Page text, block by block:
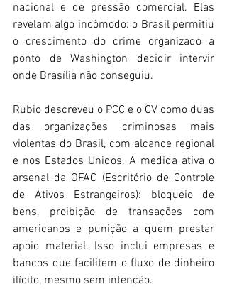
nacional e de pressão comercial. Elas
revelam algo incômodo: o Brasil permitiu
o crescimento do crime organizado a
ponto de Washington decidir intervir
onde Brasília não conseguiu.
Rubio descreveu o PCC e o CV como duas
das organizações criminosas mais
violentas do Brasil, com alcance regional
e nos Estados Unidos. A medida ativa o
arsenal da OFAC (Escritório de Controle
de Ativos Estrangeiros): bloqueio de
bens, proibição de transações com
americanos e punição a quem prestar
apoio material. Isso inclui empresas e
bancos que facilitem o fluxo de dinheiro
ilícito, mesmo sem intenção.